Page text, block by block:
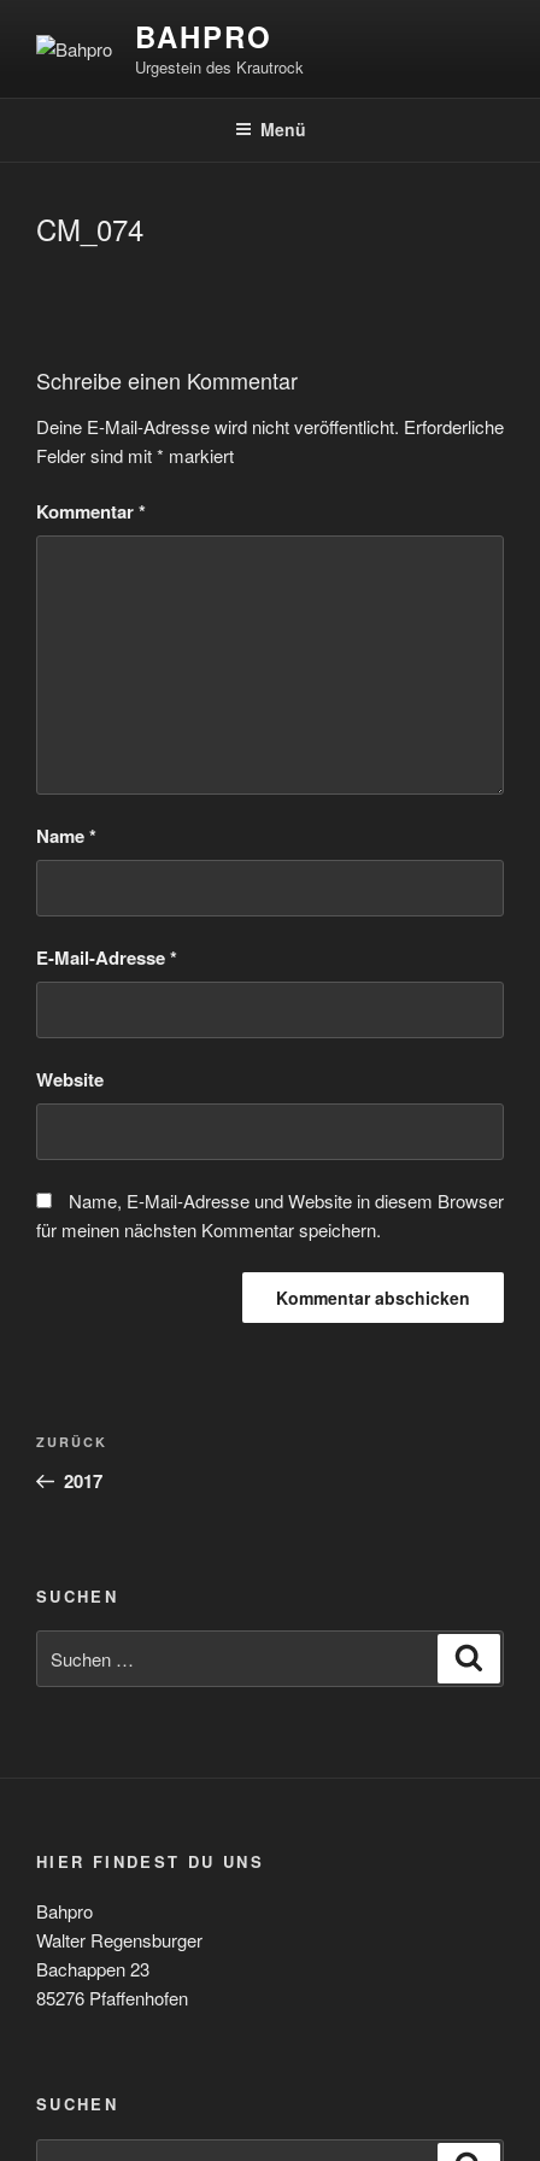
Inhalt
BAHPRO
Urgestein des Krautrock
Menü
CM_074
Schreibe einen Kommentar
Deine E-Mail-Adresse wird nicht veröffentlicht. Erforderliche
Felder sind mit* markiert
Kommentar*
Name*
E-Mail-Adresse*
Website
Name, E-Mail-Adresse und Website in diesem Browser
für meinen nächsten Kommentar speichern.
Beitragsnavigation
Vorheriger
Beitrag
ZURÜCK
2017
SUCHEN
nach:
HIER FINDEST DU UNS
Bahpro
Walter Regensburger
Bachappen 23
85276 Pfaffenhofen
SUCHEN